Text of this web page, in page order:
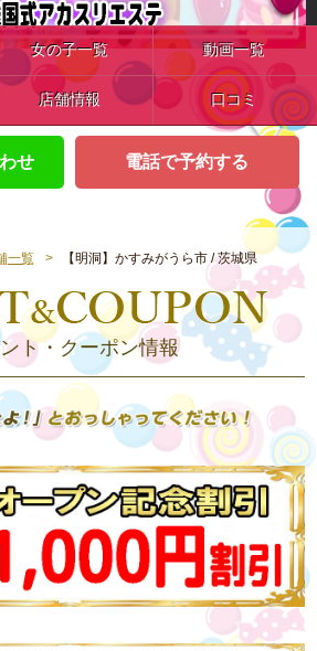
女の子一覧 動画一覧
店舗情報 口コミ
せ 電話で予約する
一覧 【明洞】かすみがうら市 / 茨城県
ト・クーポン情報